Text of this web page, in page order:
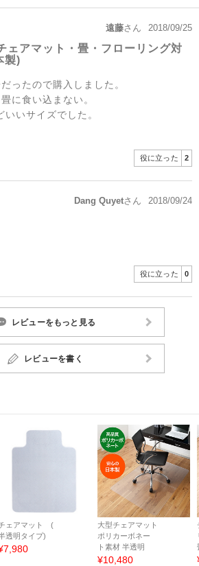
遠藤さん 2018/09/25
ェアマット・畳・フローリング対
製)
ったので購入しました。
に食い込まない。
いサイズでした。
役に立った 2
Dang Quyetさん 2018/09/24
役に立った 0
レビューをもっと見る
レビューを書く
ェアマット (
透明タイプ)
大型チェアマット
ポリカーボネー
ト素材 半透明
¥10,480